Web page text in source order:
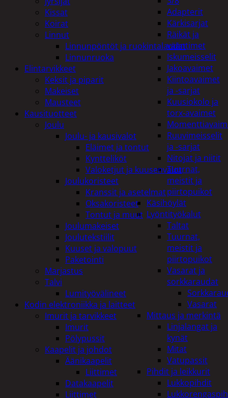
Adapterit
Kärkisarjat
Räikät ja
vääntimet
Iskumeisselit
Jakoavaimet
Kiintoavaimet
ja -sarjat
Kuusiokolo ja
torx-avaimet
Ruuvimeisselit
ja -sarjat
Nitojat ja niitit
Tuurnat,
meistit ja
piirtopuikot
Käsihöylät
Lyöntityökalut
Taltat
Tuurnat,
meistit ja
piirtopuikot
Vasarat ja
sorkkaraudat
Vasarat
Mittaus ja merkintä
Linjalangat ja
kynät
Mitat
Vatupassit
Pihdit ja leikkurit
Lukkopihdit
Kissat
Koirat
Linnut
Linnunpöntöt ja ruokintalaudat
Linnunruoka
Elintarvikkeet
Keksit ja piparit
Makeiset
Mausteet
Kausituotteet
Joulu
Joulu- ja kausivalot
Eläimet ja tontut
Kyntteliköt
Valoketjut ja kuusenvalot
Joulukoristeet
Kranssit ja asetelmat
Oksakoristeet
Tontut ja muut
Joulumakeiset
Joulutekstiilit
Kuuset ja valopuut
Paketointi
Marjastus
Talvi
Lumityövälineet
Kodin elektroniikka ja laitteet
Imurit ja tarvikkeet
Imurit
Pölypussit
Kaapelit ja johdot
Äänikaapelit
Liittimet
Datakaapelit
Liittimet